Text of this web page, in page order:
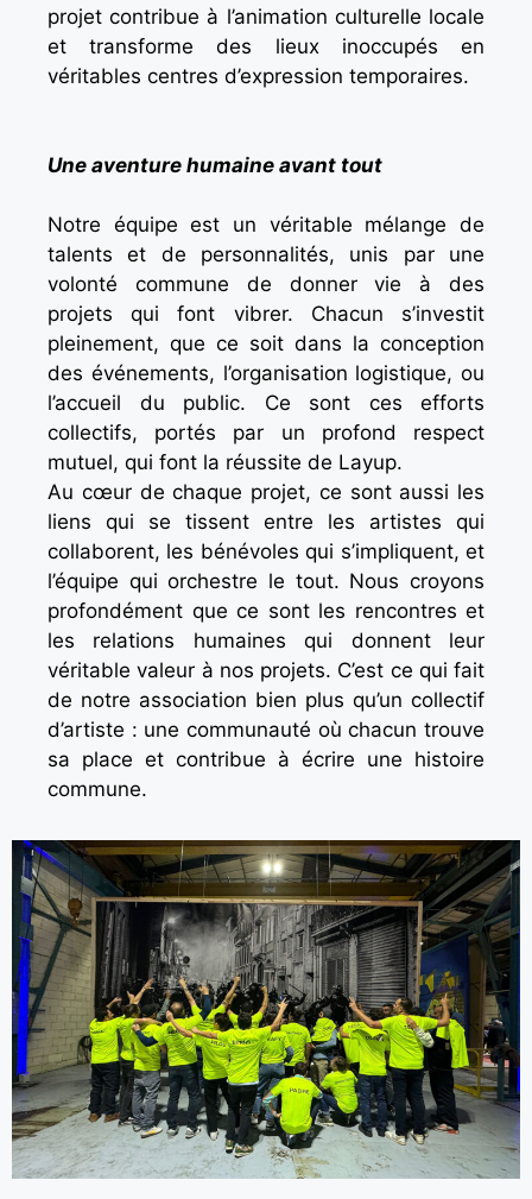
projet contribue à l’animation culturelle locale
et transforme des lieux inoccupés en
véritables centres d’expression temporaires.
Une aventure humaine avant tout
Notre équipe est un véritable mélange de
talents et de personnalités, unis par une
volonté commune de donner vie à des
projets qui font vibrer. Chacun s’investit
pleinement, que ce soit dans la conception
des événements, l’organisation logistique, ou
l’accueil du public. Ce sont ces efforts
collectifs, portés par un profond respect
mutuel, qui font la réussite de Layup.
Au cœur de chaque projet, ce sont aussi les
liens qui se tissent entre les artistes qui
collaborent, les bénévoles qui s’impliquent, et
l’équipe qui orchestre le tout. Nous croyons
profondément que ce sont les rencontres et
les relations humaines qui donnent leur
véritable valeur à nos projets. C’est ce qui fait
de notre association bien plus qu’un collectif
d’artiste : une communauté où chacun trouve
sa place et contribue à écrire une histoire
commune.